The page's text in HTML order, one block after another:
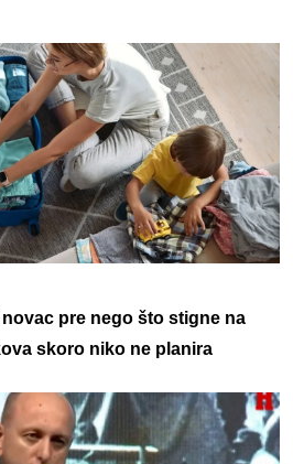
pre nego što stigne na
skoro niko ne planira